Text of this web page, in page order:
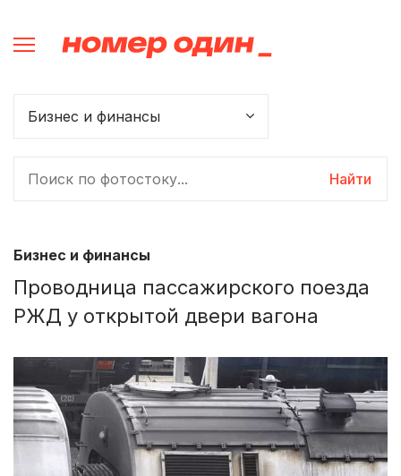
Найти
Бизнес и финансы
Проводница пассажирского поезда
РЖД у открытой двери вагона